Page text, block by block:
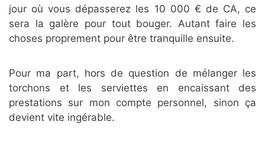
jour où vous dépasserez les 10 000 € de CA, ce
sera la galère pour tout bouger. Autant faire les
choses proprement pour être tranquille ensuite.
Pour ma part, hors de question de mélanger les
torchons et les serviettes en encaissant des
prestations sur mon compte personnel, sinon ça
devient vite ingérable.